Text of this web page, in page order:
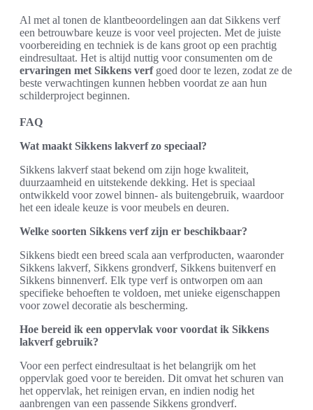
Al met al tonen de klantbeoordelingen aan dat Sikkens verf
een betrouwbare keuze is voor veel projecten. Met de juiste
voorbereiding en techniek is de kans groot op een prachtig
eindresultaat. Het is altijd nuttig voor consumenten om de
ervaringen met Sikkens verfgoed door te lezen, zodat ze de
beste verwachtingen kunnen hebben voordat ze aan hun
schilderproject beginnen.
FAQ
Wat maakt Sikkens lakverf zo speciaal?
Sikkens lakverf staat bekend om zijn hoge kwaliteit,
duurzaamheid en uitstekende dekking. Het is speciaal
ontwikkeld voor zowel binnen- als buitengebruik, waardoor
het een ideale keuze is voor meubels en deuren.
Welke soorten Sikkens verf zijn er beschikbaar?
Sikkens biedt een breed scala aan verfproducten, waaronder
Sikkens lakverf, Sikkens grondverf, Sikkens buitenverf en
Sikkens binnenverf. Elk type verf is ontworpen om aan
specifieke behoeften te voldoen, met unieke eigenschappen
voor zowel decoratie als bescherming.
Hoe bereid ik een oppervlak voor voordat ik Sikkens
lakverf gebruik?
Voor een perfect eindresultaat is het belangrijk om het
oppervlak goed voor te bereiden. Dit omvat het schuren van
het oppervlak, het reinigen ervan, en indien nodig het
aanbrengen van een passende Sikkens grondverf.